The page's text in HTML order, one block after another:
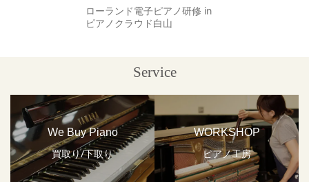
ローランド電子ピアノ研修 in
ピアノクラウド白山
Service
We Buy Piano
買取り/下取り
WORKSHOP
ピアノ工房